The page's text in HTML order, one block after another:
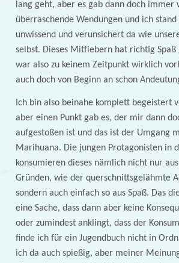
lang geht, aber es gab dann doch immer
überraschende Wendungen und ich
unwissend und verunsichert da wie
selbst. Dieses Mitfiebern hat richtig Spaß
war also zu keinem Zeitpunkt wirklich
auch doch von Beginn an schon
Ich bin also beinahe komplett begeistert
aber einen Punkt gab es, der mir dann
aufgestoßen ist und das ist der Umgang
Marihuana. Die jungen Protagonisten in
konsumieren dieses nämlich nicht nur
Gründen, wie der querschnittsgelähmte
sondern auch einfach so aus Spaß. Das
eine Sache, dass dann aber keine
oder zumindest anklingt, dass der
finde ich für ein Jugendbuch nicht in
ich da auch spießig, aber meiner